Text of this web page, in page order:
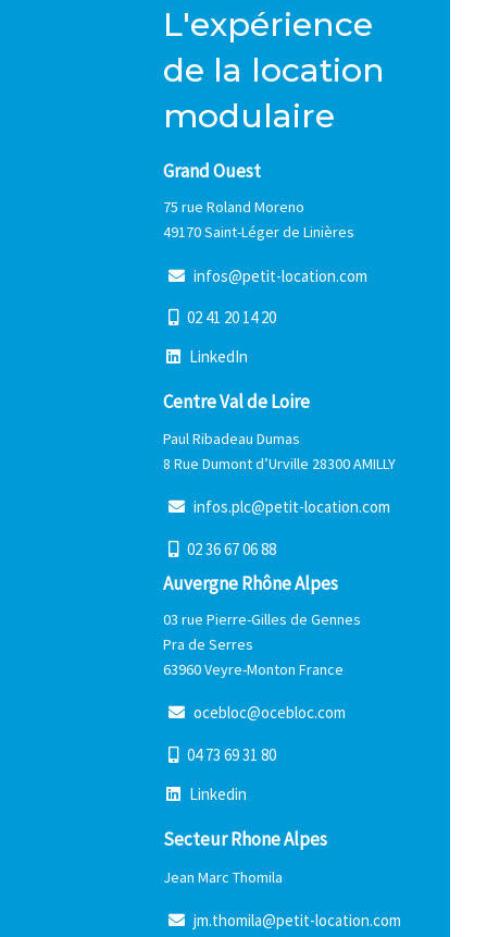
L'expérience
de la location
modulaire
Grand Ouest
75 rue Roland Moreno
49170 Saint-Léger de Linières
infos@petit-location.com
02 41 20 14 20
LinkedIn
Centre Val de Loire
Paul Ribadeau Dumas
8 Rue Dumont d’Urville 28300 AMILLY
infos.plc@petit-location.com
0236670688
Auvergne Rhône Alpes
03 rue Pierre-Gilles de Gennes
Pra de Serres
63960 Veyre-Monton France
ocebloc@ocebloc.com
04 73 6931 80
Linkedin
Secteur Rhone Alpes
Jean Marc Thomila
jm.thomila@petit-location.com